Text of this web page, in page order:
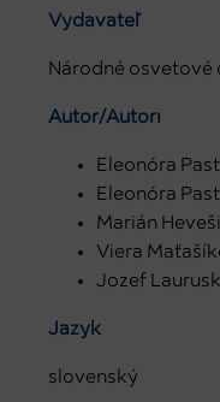
Vydavateľ
Národné osvetové
Autor/Autori
Eleonóra
Eleonóra
Marián
Viera
Jozef
Jazyk
slovenský